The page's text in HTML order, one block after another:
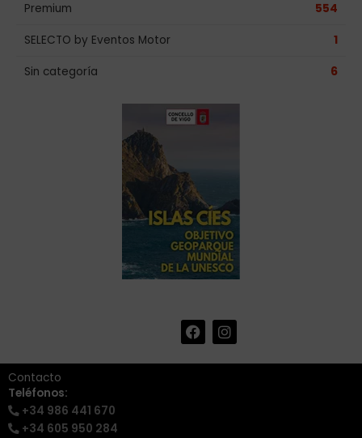
Premium 554
SELECTO by Eventos Motor 1
Sin categoría 6
F
a
e
I
n
t
Contacto
Teléfonos:
+34 986 441 670
+34 605 950 284